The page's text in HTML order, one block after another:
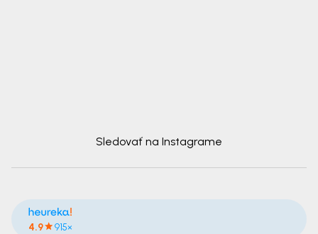
Sledovať na Instagrame
4.9 915×